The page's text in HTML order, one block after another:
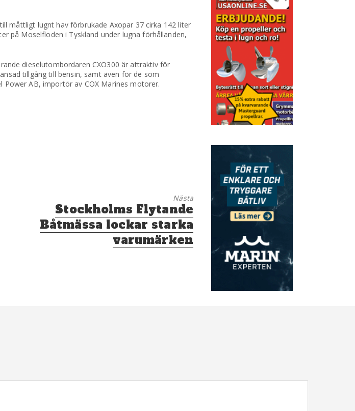
måttligt lugnt hav förbrukade Axopar 37 cirka 142 liter
på Moselfloden i Tyskland under lugna förhållanden,
dieselutombordaren CXO300 är attraktiv för
tillgång till bensin, samt även för de som
AB, importör av COX Marines motorer.
Nästa
Nästa
inlägg:
Stockholms Flytande
Båtmässa lockar starka
varumärken